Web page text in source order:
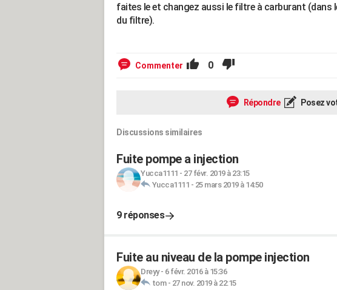
faites le et changez aussi le filtre à carburant (dans
du filtre).
Commenter 0
Répondre Posez
Discussions similaires
Fuite pompe a injection
Yucca1111 - 27 févr. 2019 à 23:15
Yucca1111 - 25 mars 2019 à 14:50
9 réponses
Fuite au niveau de la pompe injection
Dreyy- 6 févr. 2016 à 15:36
tom- 27 nov. 2019 à 22:15